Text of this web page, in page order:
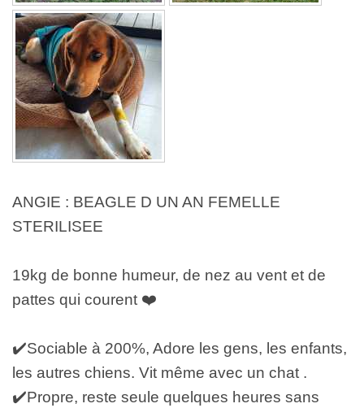
ANGIE : BEAGLE D UN AN FEMELLE
STERILISEE
19kg de bonne humeur, de nez au vent et de
pattes qui courent ❤️
✔️Sociable à 200%, Adore les gens, les enfants,
les autres chiens. Vit même avec un chat .
✔️Propre, reste seule quelques heures sans